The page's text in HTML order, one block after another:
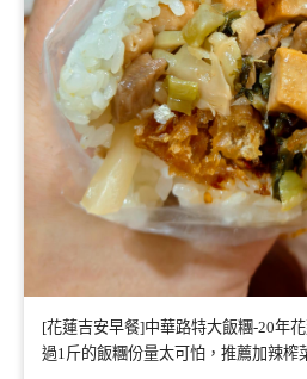
[花蓮吉安早餐]中華路特大飯糰-20年
過1斤的飯糰份量太可怕，推薦加辣榨